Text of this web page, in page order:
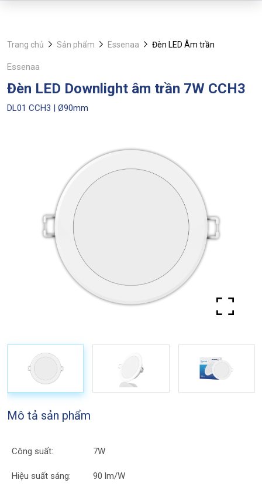
Trang chủ Sản phẩm Essenaa Đèn LED Âm trần
Essenaa
Đèn LED Downlight âm trần 7W CCH3
DL01 CCH3 | Ø90mm
Mô tả sản phẩm
Công suất: 7W
Hiệu suất sáng: 90 lm/W